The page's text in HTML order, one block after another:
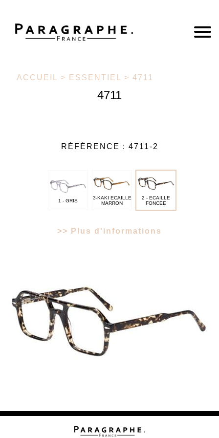
ACCUEIL > ESSENTIEL > 4711
4711
RÉFÉRENCE : 4711-2
1 - GRIS
3-KAKI ECAILLE
MARRON
2 - ECAILLE
FONCEE
>> Plus d'informations